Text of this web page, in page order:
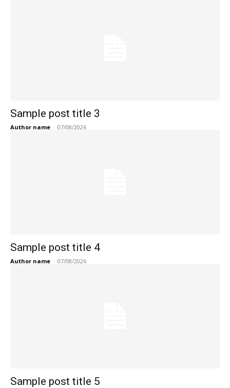
Sample post title 3
Author name - 07/08/2026
Sample post title 4
Author name - 07/08/2026
Sample post title 5